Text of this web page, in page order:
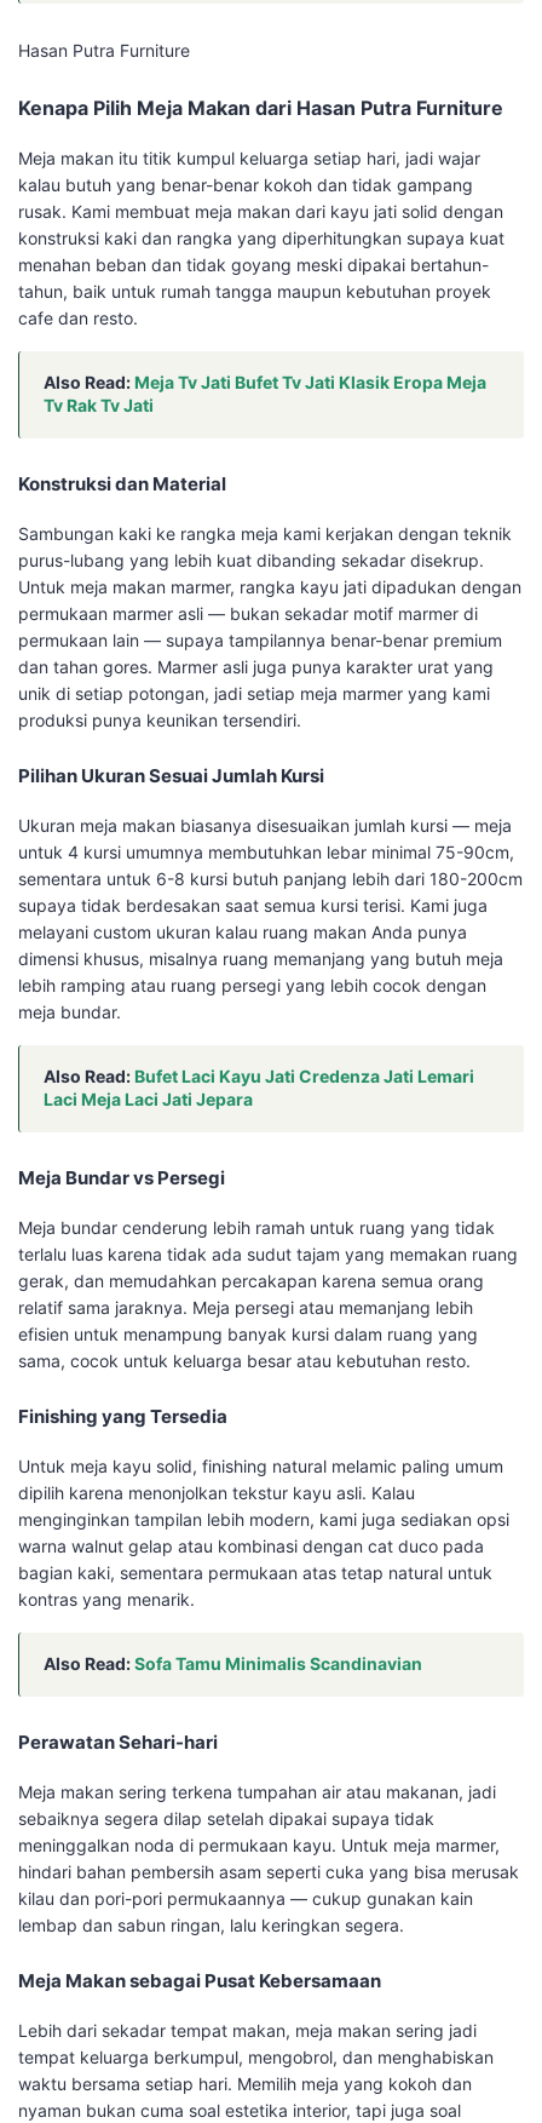
Hasan Putra Furniture
Kenapa Pilih Meja Makan dari Hasan Putra Furniture
Meja makan itu titik kumpul keluarga setiap hari, jadi wajar
kalau butuh yang benar-benar kokoh dan tidak gampang
rusak. Kami membuat meja makan dari kayu jati solid dengan
konstruksi kaki dan rangka yang diperhitungkan supaya kuat
menahan beban dan tidak goyang meski dipakai bertahun-
tahun, baik untuk rumah tangga maupun kebutuhan proyek
cafe dan resto.
Also Read:Meja Tv Jati Bufet Tv Jati Klasik Eropa Meja
Tv Rak Tv Jati
Konstruksi dan Material
Sambungan kaki ke rangka meja kami kerjakan dengan teknik
purus-lubang yang lebih kuat dibanding sekadar disekrup.
Untuk meja makan marmer, rangka kayu jati dipadukan dengan
permukaan marmer asli — bukan sekadar motif marmer di
permukaan lain — supaya tampilannya benar-benar premium
dan tahan gores. Marmer asli juga punya karakter urat yang
unik di setiap potongan, jadi setiap meja marmer yang kami
produksi punya keunikan tersendiri.
Pilihan Ukuran Sesuai Jumlah Kursi
Ukuran meja makan biasanya disesuaikan jumlah kursi — meja
untuk 4 kursi umumnya membutuhkan lebar minimal 75-90cm,
sementara untuk 6-8 kursi butuh panjang lebih dari 180-200cm
supaya tidak berdesakan saat semua kursi terisi. Kami juga
melayani custom ukuran kalau ruang makan Anda punya
dimensi khusus, misalnya ruang memanjang yang butuh meja
lebih ramping atau ruang persegi yang lebih cocok dengan
meja bundar.
Also Read:Bufet Laci Kayu Jati Credenza Jati Lemari
Laci Meja Laci Jati Jepara
Meja Bundar vs Persegi
Meja bundar cenderung lebih ramah untuk ruang yang tidak
terlalu luas karena tidak ada sudut tajam yang memakan ruang
gerak, dan memudahkan percakapan karena semua orang
relatif sama jaraknya. Meja persegi atau memanjang lebih
efisien untuk menampung banyak kursi dalam ruang yang
sama, cocok untuk keluarga besar atau kebutuhan resto.
Finishing yang Tersedia
Untuk meja kayu solid, finishing natural melamic paling umum
dipilih karena menonjolkan tekstur kayu asli. Kalau
menginginkan tampilan lebih modern, kami juga sediakan opsi
warna walnut gelap atau kombinasi dengan cat duco pada
bagian kaki, sementara permukaan atas tetap natural untuk
kontras yang menarik.
Also Read:Sofa Tamu Minimalis Scandinavian
Perawatan Sehari-hari
Meja makan sering terkena tumpahan air atau makanan, jadi
sebaiknya segera dilap setelah dipakai supaya tidak
meninggalkan noda di permukaan kayu. Untuk meja marmer,
hindari bahan pembersih asam seperti cuka yang bisa merusak
kilau dan pori-pori permukaannya — cukup gunakan kain
lembap dan sabun ringan, lalu keringkan segera.
Meja Makan sebagai Pusat Kebersamaan
Lebih dari sekadar tempat makan, meja makan sering jadi
tempat keluarga berkumpul, mengobrol, dan menghabiskan
waktu bersama setiap hari. Memilih meja yang kokoh dan
nyaman bukan cuma soal estetika interior, tapi juga soal